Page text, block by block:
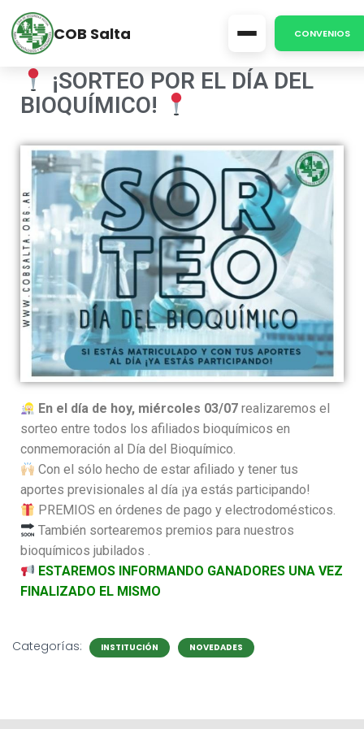
COB Salta CONVENIOS
Publicado porcobsalta.org.ar 3 julio, 2024
¡SORTEO POR EL DÍA DEL
BIOQUÍMICO!
En el día de hoy, miércoles 03/07 realizaremos el
sorteo entre todos los afiliados bioquímicos en
conmemoración al Día del Bioquímico.
Con el sólo hecho de estar afiliado y tener tus
aportes previsionales al día ¡ya estás participando!
PREMIOS en órdenes de pago y electrodomésticos.
También sortearemos premios para nuestros
bioquímicos jubilados .
ESTAREMOS INFORMANDO GANADORES UNA VEZ
FINALIZADO EL MISMO
Categorías: INSTITUCIÓN NOVEDADES